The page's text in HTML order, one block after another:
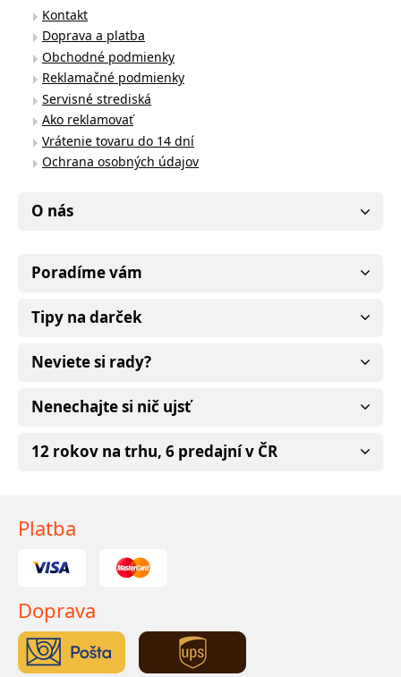
Kontakt
Doprava a platba
Obchodné podmienky
Reklamačné podmienky
Servisné strediská
Ako reklamovať
Vrátenie tovaru do 14 dní
Ochrana osobných údajov
O nás
Poradíme vám
Tipy na darček
Neviete si rady?
Nenechajte si nič ujsť
12 rokov na trhu, 6 predajní v ČR
Platba
Doprava